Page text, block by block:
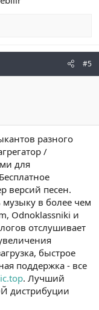
#5
разного
/
для
версий песен.
музыку в более чем
Odnoklassniki и
отслушивает
быстрое
поддержка - все
. Лучший
дистрибуции